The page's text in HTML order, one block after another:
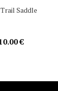
Saddle
€